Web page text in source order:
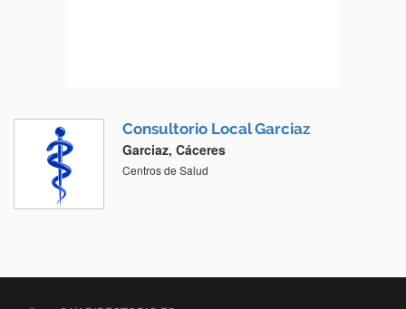
Consultorio Local Garciaz
Garciaz, Cáceres
Centros de Salud